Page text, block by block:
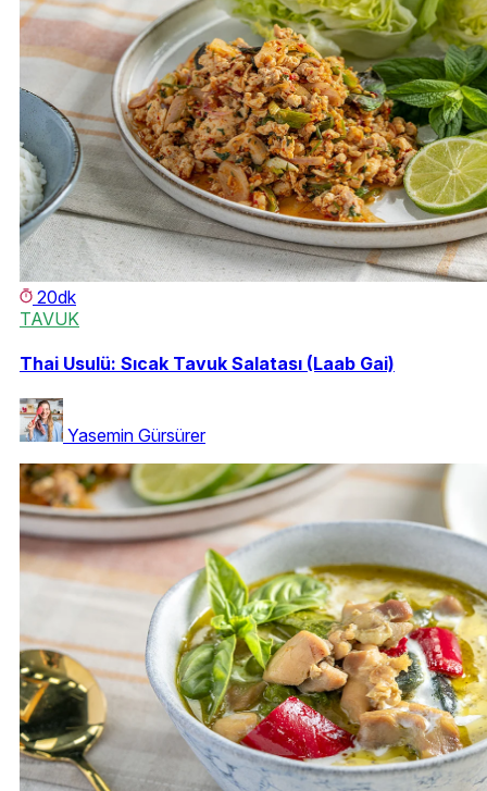
20dk
TAVUK
Thai Usulü: Sıcak Tavuk Salatası (Laab Gai)
Yasemin Gürsürer